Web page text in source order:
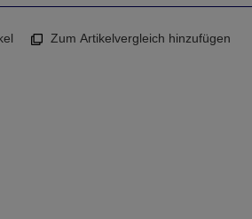
Zum Artikelvergleich hinzufügen